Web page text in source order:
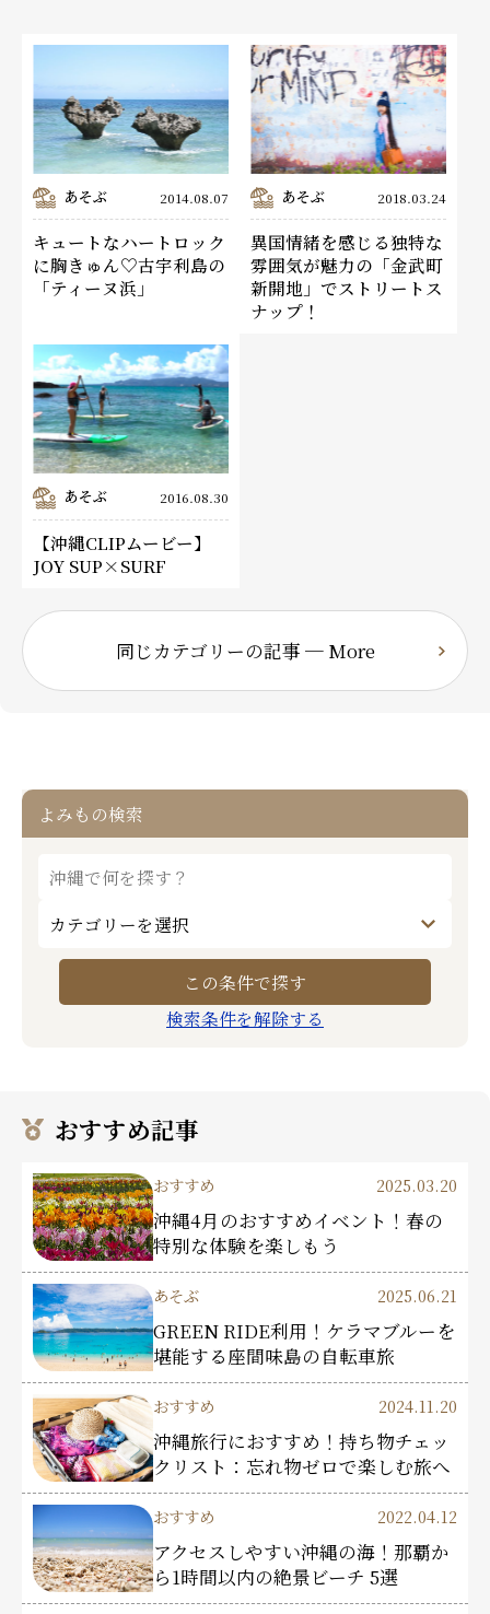
あそぶ 2014.08.07
キュートなハートロック
に胸きゅん♡古宇利島の
「ティーヌ浜」
あそぶ 2018.03.24
異国情緒を感じる独特な
雰囲気が魅力の「金武町
新開地」でストリートス
ナップ！
あそぶ 2016.08.30
【沖縄CLIPムービー】
JOY SUP×SURF
同じカテゴリーの記事 ─ More
よみもの検索
検索条件を解除する
おすすめ記事
おすすめ 2025.03.20
沖縄4月のおすすめイベント！春の
特別な体験を楽しもう
あそぶ 2025.06.21
GREEN RIDE利用！ケラマブルーを
堪能する座間味島の自転車旅
おすすめ 2024.11.20
沖縄旅行におすすめ！持ち物チェッ
クリスト：忘れ物ゼロで楽しむ旅へ
おすすめ 2022.04.12
アクセスしやすい沖縄の海！那覇か
ら1時間以内の絶景ビーチ 5選